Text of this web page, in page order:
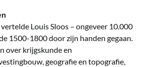
Louis Sloos – ongeveer 10.000
1500-1800 door zijn handen gegaan.
over krijgskunde en
geografie en topografie,